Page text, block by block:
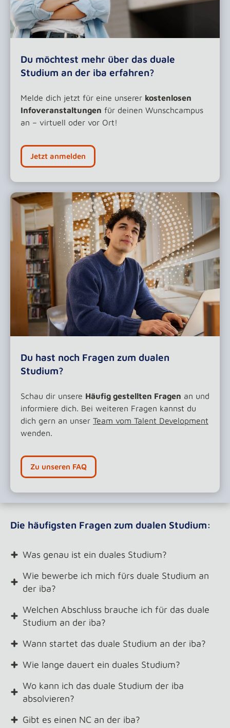
Du möchtest mehr über das duale
Studium an der iba erfahren?
Melde dich jetzt für eine unserer kostenlosen
Infoveranstaltungen für deinen Wunschcampus
an – virtuell oder vor Ort!
Jetzt anmelden
Du hast noch Fragen zum dualen
Studium?
Schau dir unsere Häufig gestellten Fragen an und
informiere dich. Bei weiteren Fragen kannst du
dich gern an unser Team vom Talent Development
wenden.
Zu unseren FAQ
Die häufigsten Fragen zum dualen Studium:
Was genau ist ein duales Studium?
Wie bewerbe ich mich fürs duale Studium an
der iba?
Welchen Abschluss brauche ich für das duale
Studium an der iba?
Wann startet das duale Studium an der iba?
Wie lange dauert ein duales Studium?
Wo kann ich das duale Studium der iba
absolvieren?
Gibt es einen NC an der iba?